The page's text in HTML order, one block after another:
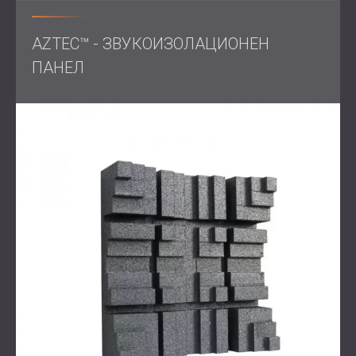
DECIBEL инсталира селекция от акустични дифузори
насочени към високочестотните отражения и
елиминиране на ехото от трептене. Тези дифузионни
на стените и тавана, за да разпръснат звуковата
спомогна за премахване на отраженията и
изглаждане на цялостната акустика на помещението.
Промяната увеличи броя на висококачествените
места за слушане в театъра, като гарантира, че
публиката, независимо къде е седнала, може да се
наслади на балансирано, завладяващо звуково
изживяване . Акустичната обработка допълнително
подобри обратната връзка с изпълнителите,
помагайки на музикантите и ораторите да се чуват по-
добре и да се представят с по-голяма увереност.
AZTEC™ - ЗВУКОИЗОЛАЦИОНЕН
ПАНЕЛ